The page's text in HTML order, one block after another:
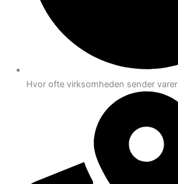
Hvor ofte virksomheden sender varer